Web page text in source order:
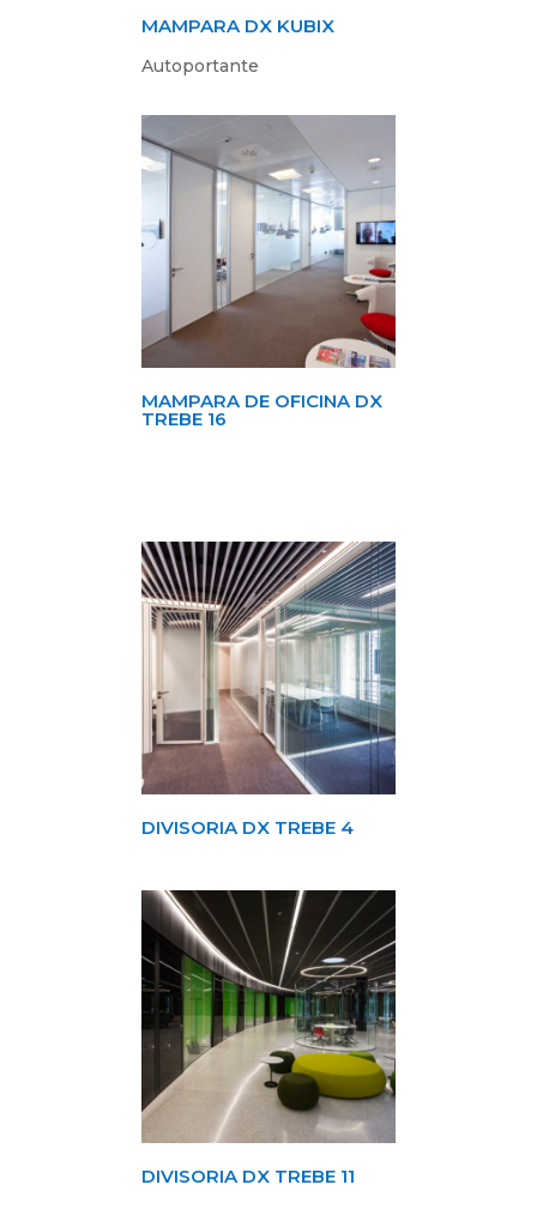
MAMPARA DX KUBIX
Autoportante
MAMPARA DE OFICINA DX
TREBE 16
DIVISORIA DX TREBE 4
DIVISORIA DX TREBE 11